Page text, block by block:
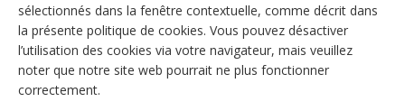
sélectionnés dans la fenêtre contextuelle, comme décrit dans
la présente politique de cookies. Vous pouvez désactiver
l’utilisation des cookies via votre navigateur, mais veuillez
noter que notre site web pourrait ne plus fonctionner
correctement.